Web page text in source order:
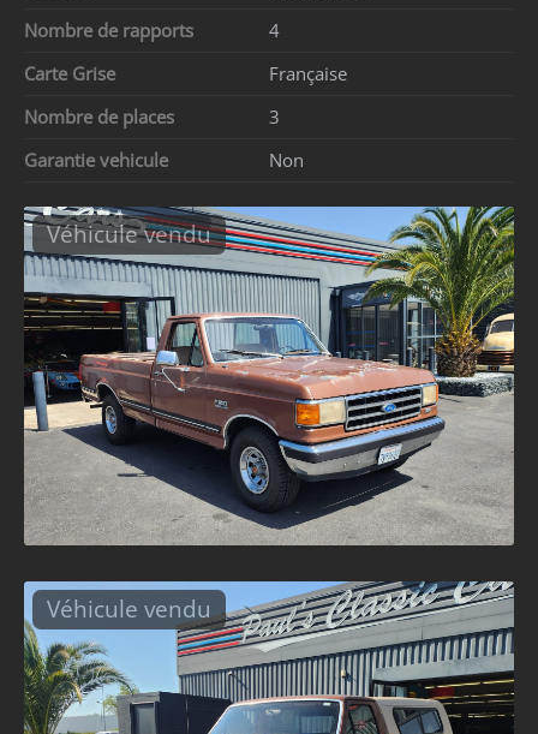
Nombre de rapports
4
Carte Grise
Française
Nombre de places
3
Garantie vehicule
Non
Véhicule vendu
Véhicule vendu